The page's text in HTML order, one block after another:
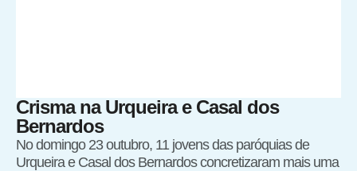
Crisma na Urqueira e Casal dos
Bernardos
No domingo 23 outubro, 11 jovens das paróquias de
Urqueira e Casal dos Bernardos concretizaram mais uma